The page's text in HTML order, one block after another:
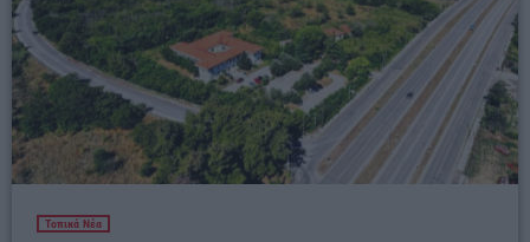
Τοπικά Νέα